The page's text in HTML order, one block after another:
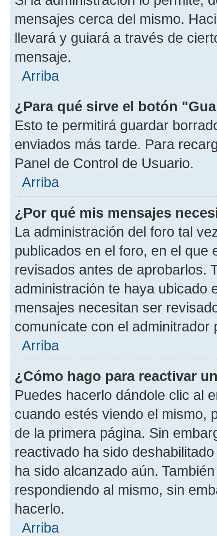
mensajes cerca del mismo.
llevará y guiará a través de
mensaje.
Arriba
¿Para qué sirve el botón
Esto te permitirá guardar
enviados más tarde. Para
Panel de Control de Usuario.
Arriba
¿Por qué mis mensajes
La administración del foro tal
publicados en el foro, en el
revisados antes de aprobarlos.
administración te haya ubicado
mensajes necesitan ser
comunícate con el
Arriba
¿Cómo hago para reactivar
Puedes hacerlo dándole clic al
cuando estés viendo el mismo,
de la primera página. Sin
reactivado ha sido
ha sido alcanzado aún.
respondiendo al mismo, sin
hacerlo.
Arriba